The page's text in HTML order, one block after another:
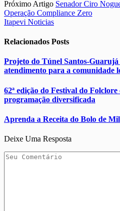
Próximo Artigo Senador Ciro
Operação Compliance Zero
Itapevi Noticias
Relacionados Posts
Projeto do Túnel Santos-
atendimento para a comunidade
62ª edição do Festival do
programação diversificada
Aprenda a Receita do Bolo de
Deixe Uma Resposta